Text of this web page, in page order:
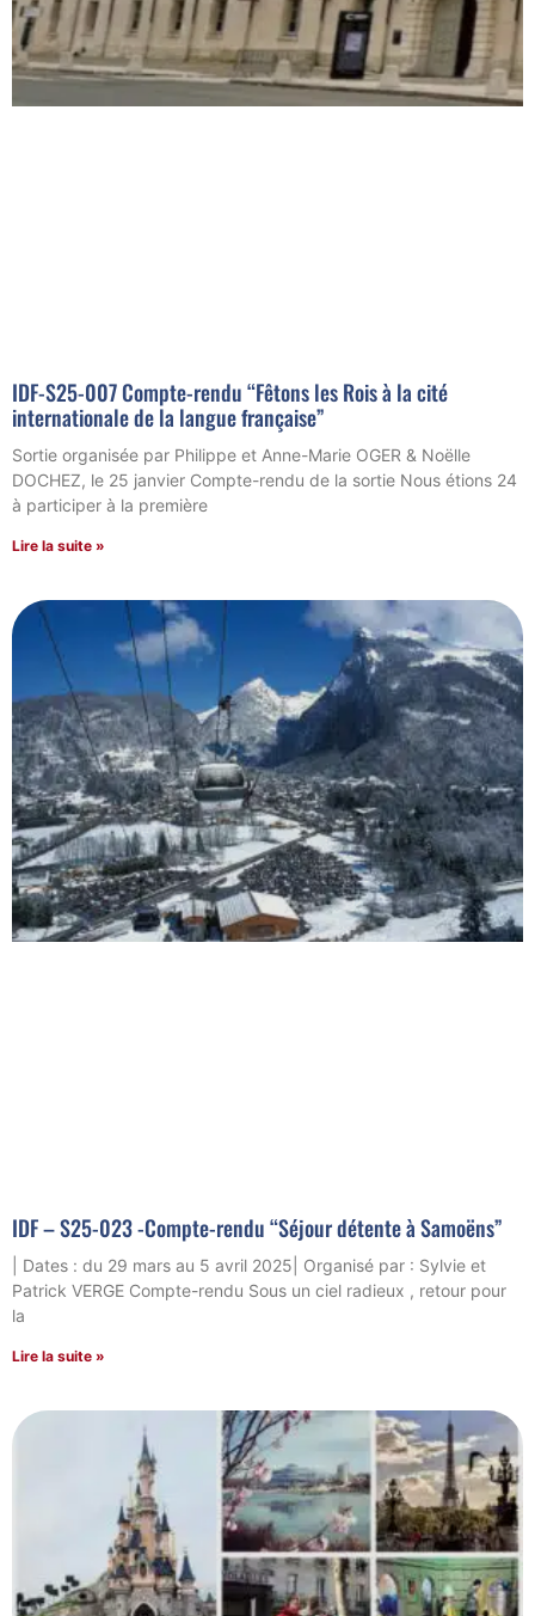
IDF-S25-007 Compte-rendu “Fêtons les Rois à la cité
internationale de la langue française”
Sortie organisée par Philippe et Anne-Marie OGER & Noëlle
DOCHEZ, le 25 janvier Compte-rendu de la sortie Nous étions 24
à participer à la première
Lire la suite »
IDF – S25-023 -Compte-rendu “Séjour détente à Samoëns”
| Dates : du 29 mars au 5 avril 2025| Organisé par : Sylvie et
Patrick VERGE Compte-rendu Sous un ciel radieux , retour pour
la
Lire la suite »